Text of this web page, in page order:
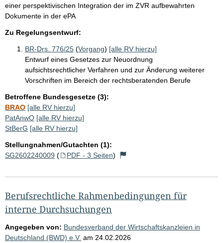
einer perspektivischen Integration der im ZVR aufbewahrten
Dokumente in der ePA
Zu Regelungsentwurf:
BR-Drs. 776/25 (Vorgang) [alle RV hierzu]
Entwurf eines Gesetzes zur Neuordnung
aufsichtsrechtlicher Verfahren und zur Änderung weiterer
Vorschriften im Bereich der rechtsberatenden Berufe
Betroffene Bundesgesetze (3):
BRAO [alle RV hierzu]
PatAnwO [alle RV hierzu]
StBerG [alle RV hierzu]
Stellungnahmen/Gutachten (1):
SG2602240009 ( PDF - 3 Seiten)
Berufsrechtliche Rahmenbedingungen für
interne Durchsuchungen
Angegeben von: Bundesverband der Wirtschaftskanzleien in
Deutschland (BWD) e.V. am 24.02.2026